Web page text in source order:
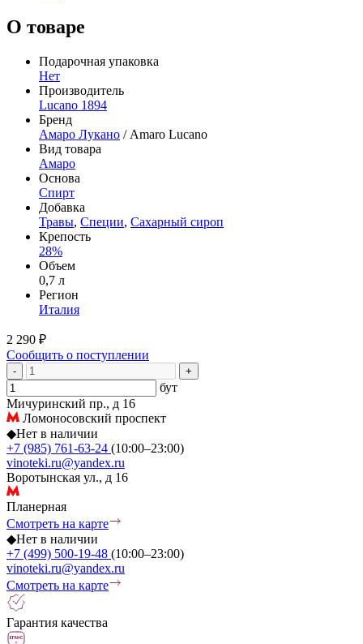
О товаре
Подарочная упаковка
Нет
Производитель
Lucano 1894
Бренд
Амаро Лукано / Amaro Lucano
Вид товара
Амаро
Основа
Спирт
Добавка
Травы, Специи, Сахарный сироп
Крепость
28%
Объем
0,7 л
Регион
Италия
2 290 ₽
Сообщить о поступлении
- +
бут
Мичуринский пр., д 16
Ломоносовский проспект
◆Нет в наличии
+7 (985) 761-63-24 (10:00–23:00)
vinoteki.ru@yandex.ru
Воротынская ул., д 16
Планерная
Смотреть на карте
◆Нет в наличии
+7 (499) 500-19-48 (10:00–23:00)
vinoteki.ru@yandex.ru
Смотреть на карте
Гарантия качества